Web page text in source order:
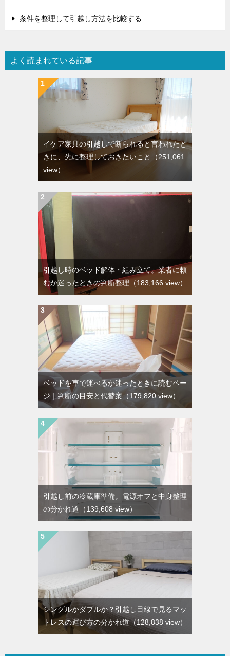
条件を整理して引越し方法を比較する
よく読まれている記事
イケア家具の引越しで断られると言われたと
きに、先に整理しておきたいこと
（251,061
view）
引越し時のベッド解体・組み立て。業者に頼
むか迷ったときの判断整理 （183,166 view）
ベッドを車で運べるか迷ったときに読むペー
ジ｜判断の目安と代替案 （179,820 view）
引越し前の冷蔵庫準備。電源オフと中身整理
の分かれ道 （139,608 view）
シングルかダブルか？引越し目線で見るマッ
トレスの運び方の分かれ道（128,838 view）